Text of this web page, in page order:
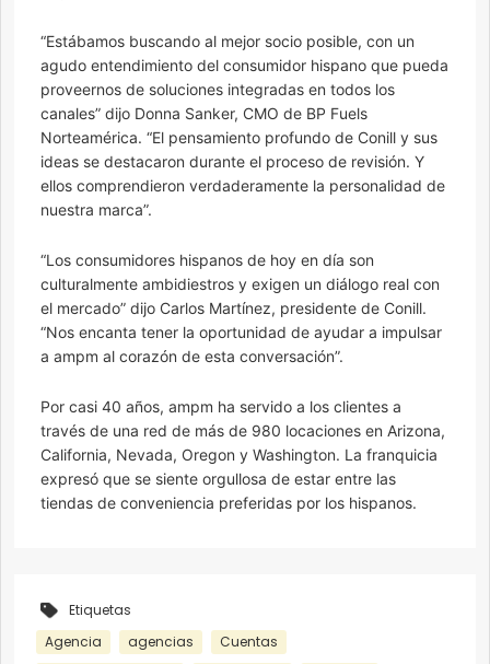
“Estábamos buscando al mejor socio posible, con un
agudo entendimiento del consumidor hispano que pueda
proveernos de soluciones integradas en todos los
canales” dijo Donna Sanker, CMO de BP Fuels
Norteamérica. “El pensamiento profundo de Conill y sus
ideas se destacaron durante el proceso de revisión. Y
ellos comprendieron verdaderamente la personalidad de
nuestra marca”.
“Los consumidores hispanos de hoy en día son
culturalmente ambidiestros y exigen un diálogo real con
el mercado” dijo Carlos Martínez, presidente de Conill.
“Nos encanta tener la oportunidad de ayudar a impulsar
a ampm al corazón de esta conversación”.
Por casi 40 años, ampm ha servido a los clientes a
través de una red de más de 980 locaciones en Arizona,
California, Nevada, Oregon y Washington. La franquicia
expresó que se siente orgullosa de estar entre las
tiendas de conveniencia preferidas por los hispanos.
Etiquetas
Agencia
agencias
Cuentas